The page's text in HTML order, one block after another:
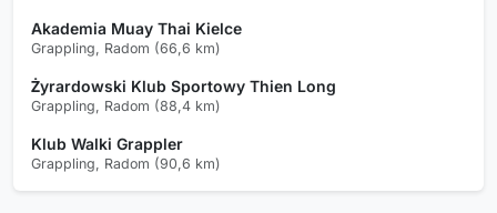
Akademia Muay Thai Kielce
Grappling, Radom (66,6 km)
Żyrardowski Klub Sportowy Thien Long
Grappling, Radom (88,4 km)
Klub Walki Grappler
Grappling, Radom (90,6 km)